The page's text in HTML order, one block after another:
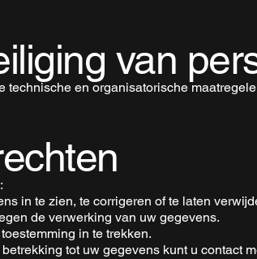
van
technische en organisatorische
in te zien, te corrigeren of te laten
de verwerking van uw gegevens.
in te trekken.
tot uw gegevens kunt u contact